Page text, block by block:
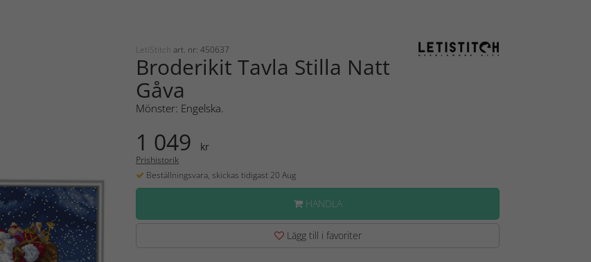
LetiStitch art. nr: 450637
Broderikit Tavla Stilla Natt
Gåva
Mönster: Engelska.
1 049 kr
Prishistorik
Beställningsvara, skickas tidigast 20 Aug
HANDLA
Lägg till i favoriter